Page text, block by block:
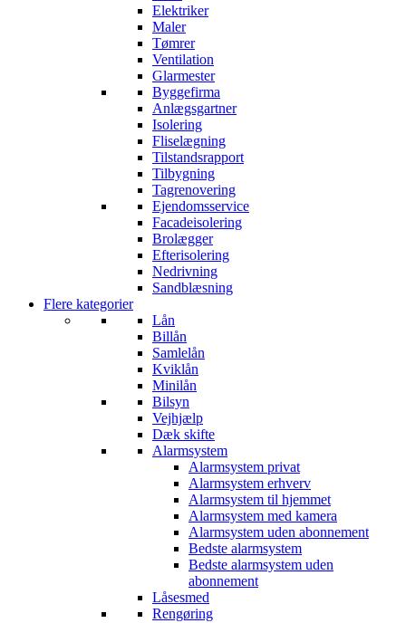
Elektriker
Maler
Tømrer
Ventilation
Glarmester
Byggefirma
Anlægsgartner
Isolering
Fliselægning
Tilstandsrapport
Tilbygning
Tagrenovering
Ejendomsservice
Facadeisolering
Brolægger
Efterisolering
Nedrivning
Sandblæsning
Flere kategorier
Lån
Billån
Samlelån
Kviklån
Minilån
Bilsyn
Vejhjælp
Dæk skifte
Alarmsystem
Alarmsystem privat
Alarmsystem erhverv
Alarmsystem til hjemmet
Alarmsystem med kamera
Alarmsystem uden abonnement
Bedste alarmsystem
Bedste alarmsystem uden
abonnement
Låsesmed
Rengøring